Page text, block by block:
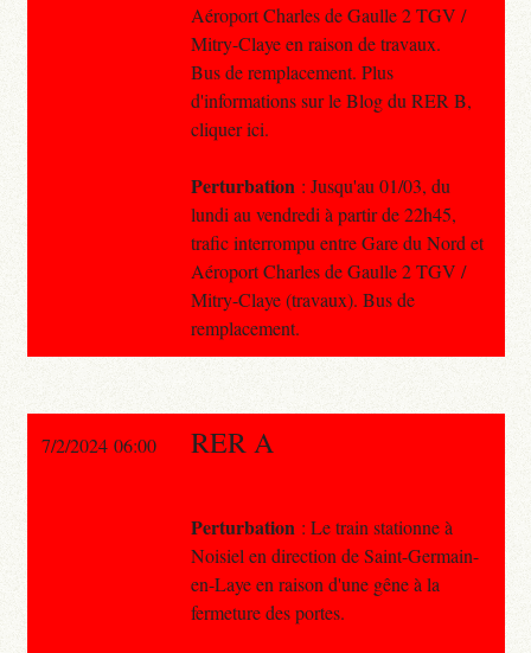
Aéroport Charles de Gaulle 2 TGV /
Mitry-Claye en raison de travaux.
Bus de remplacement. Plus
d'informations sur le Blog du RER B,
cliquer ici.
Perturbation : Jusqu'au 01/03, du
lundi au vendredi à partir de 22h45,
trafic interrompu entre Gare du Nord et
Aéroport Charles de Gaulle 2 TGV /
Mitry-Claye (travaux). Bus de
remplacement.
7/2/2024 06:00 RER A
Perturbation : Le train stationne à
Noisiel en direction de Saint-Germain-
en-Laye en raison d'une gêne à la
fermeture des portes.